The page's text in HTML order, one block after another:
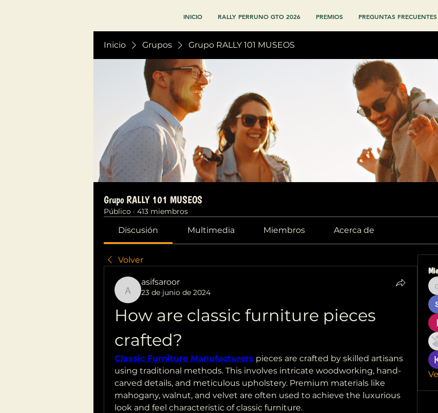
INICIO RALLY PERRUNO GTO 2026 PREMIOS PREGUNTAS FRECUENTES
Inicio Grupos Grupo RALLY 101 MUSEOS
Grupo RALLY 101 MUSEOS
Público · 413 miembros
Discusión Multimedia Miembros Acerca de
Volver
asifsaroor
asifsaroor
23 de junio de 2024
How are classic furniture pieces
crafted?
Classic Furniture Manufacturers pieces are crafted by skilled artisans
using traditional methods. This involves intricate woodworking, hand-
carved details, and meticulous upholstery. Premium materials like
mahogany, walnut, and velvet are often used to achieve the luxurious
look and feel characteristic of classic furniture.